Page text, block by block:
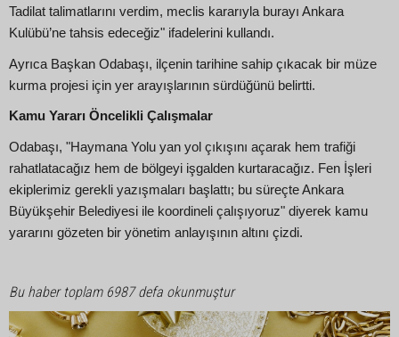
Tadilat talimatlarını verdim, meclis kararıyla burayı Ankara
Kulübü’ne tahsis edeceğiz" ifadelerini kullandı.
Ayrıca Başkan Odabaşı, ilçenin tarihine sahip çıkacak bir müze
kurma projesi için yer arayışlarının sürdüğünü belirtti.
Kamu Yararı Öncelikli Çalışmalar
Odabaşı, "Haymana Yolu yan yol çıkışını açarak hem trafiği
rahatlatacağız hem de bölgeyi işgalden kurtaracağız. Fen İşleri
ekiplerimiz gerekli yazışmaları başlattı; bu süreçte Ankara
Büyükşehir Belediyesi ile koordineli çalışıyoruz" diyerek kamu
yararını gözeten bir yönetim anlayışının altını çizdi.
Bu haber toplam 6987 defa okunmuştur